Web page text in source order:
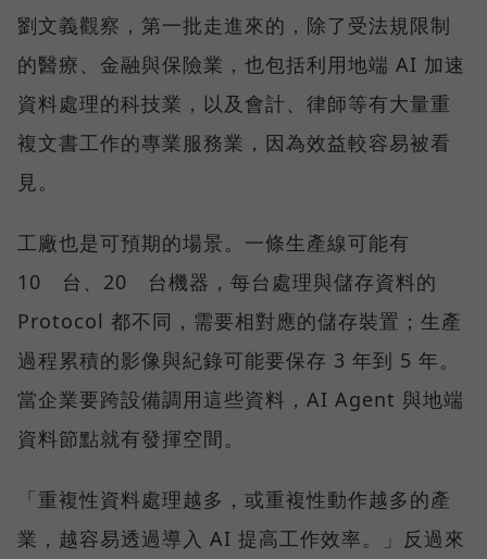
劉文義觀察，第一批走進來的，除了受法規限制
的醫療、金融與保險業，也包括利用地端 AI 加速
資料處理的科技業，以及會計、律師等有大量重
複文書工作的專業服務業，因為效益較容易被看
見。
工廠也是可預期的場景。一條生產線可能有
10 台、20 台機器，每台處理與儲存資料的
Protocol 都不同，需要相對應的儲存裝置；生產
過程累積的影像與紀錄可能要保存 3 年到 5 年。
當企業要跨設備調用這些資料，AI Agent 與地端
資料節點就有發揮空間。
「重複性資料處理越多，或重複性動作越多的產
業，越容易透過導入 AI 提高工作效率。」反過來